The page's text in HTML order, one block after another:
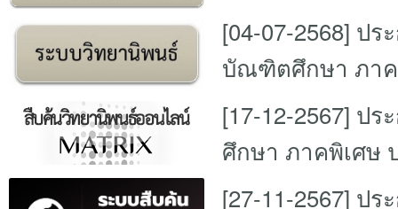
[04-07-2568] ปร
บัณฑิตศึกษา ภาค
[17-12-2567] ปร
ศึกษา ภาคพิเศษ
[27-11-2567] ปร